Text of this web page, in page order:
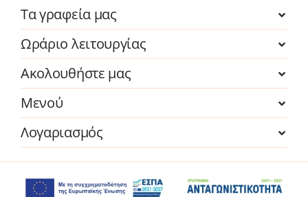
Τα γραφεία μας
Ωράριο λειτουργίας
Ακολουθήστε μας
Μενού
Λογαριασμός